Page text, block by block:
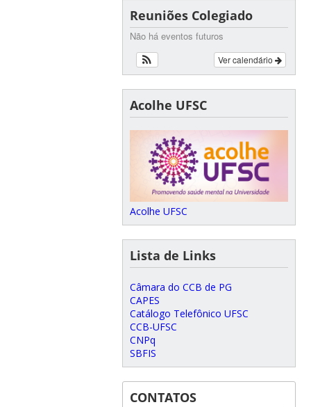
Reuniões Colegiado
Não há eventos futuros
Ver calendário
Acolhe UFSC
Acolhe UFSC
Lista de Links
Câmara do CCB de PG
CAPES
Catálogo Telefônico UFSC
CCB-UFSC
CNPq
SBFIS
CONTATOS